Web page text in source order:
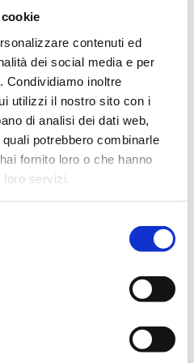
contenuti ed
dei social media e per
Condividiamo inoltre
utilizzi il nostro sito con i
di analisi dei dati web,
potrebbero combinarle
fornito loro o che hanno
servizi.
PREVENTIVO